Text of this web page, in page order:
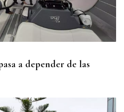
a depender de las